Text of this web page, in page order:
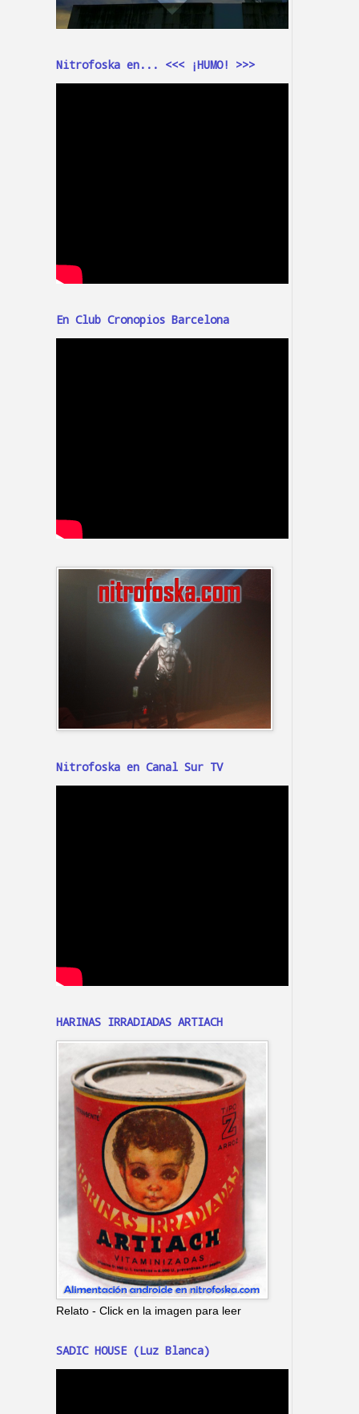
Nitrofoska en... <<< ¡HUMO! >>>
En Club Cronopios Barcelona
Nitrofoska en Canal Sur TV
HARINAS IRRADIADAS ARTIACH
Relato - Click en la imagen para leer
SADIC HOUSE (Luz Blanca)